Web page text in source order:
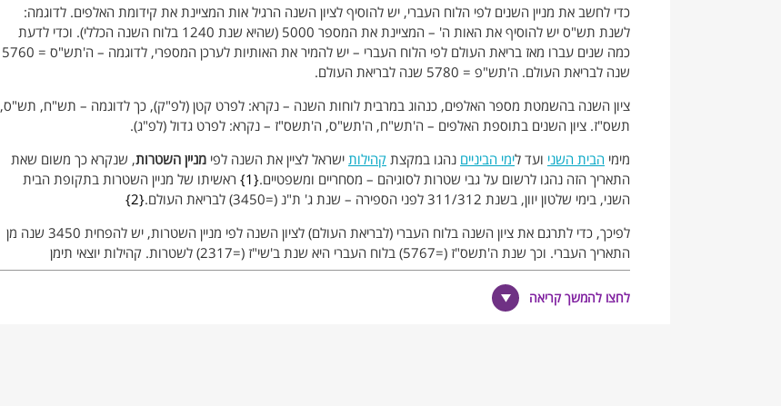
כדי לחשב את מניין השנים לפי הלוח העברי, יש להוסיף לציון השנה הרגיל אות המציינת את קידומת האלפים. לדוגמה:
לשנת תש"ס יש להוסיף את האות ה' – המציינת את המספר 5000 (שהיא שנת 1240 בלוח השנה הכללי). וכדי לדעת
כמה שנים עברו מאז בריאת העולם לפי הלוח העברי – יש להמיר את האותיות לערכן המספרי, לדוגמה – ה'תש"ס = 5760
שנה לבריאת העולם. ה'תש"פ = 5780 שנה לבריאת העולם.
ציון השנה בהשמטת מספר האלפים, כנהוג במרבית לוחות השנה – נקרא: לפרט קטן (לפ"ק), כך לדוגמה – תש"ח, תש"ס,
תשס"ז. ציון השנים בתוספת האלפים – ה'תש"ח, ה'תש"ס, ה'תשס"ז – נקרא: לפרט גדול (לפ"ג).
מימי הבית השני ועד לימי הביניים נהגו במקצת קהילות ישראל לציין את השנה לפי מניין השטרות, שנקרא כך משום שאת
התאריך הזה נהגו לרשום על גבי שטרות לסוגיהם – מסחריים ומשפטיים. 1 ראשיתו של מניין השטרות בתקופת הבית
השני, בימי שלטון יוון, בשנת 311/312 לפני הספירה – שנת ג' ת"נ (=3450) לבריאת העולם.
2
לפיכך, כדי לתרגם את ציון השנה בלוח העברי (לבריאת העולם) לציון השנה לפי מניין השטרות, יש להפחית 3450 שנה מן
התאריך העברי. וכך שנת ה'תשס"ז (=5767) בלוח העברי היא שנת ב'שי"ז (=2317) לשטרות. קהילות יוצאי תימן
משתמשות גם בימינו בציון מניין השטרות, לדוגמה בכתובה.
לחצו להמשך קריאה